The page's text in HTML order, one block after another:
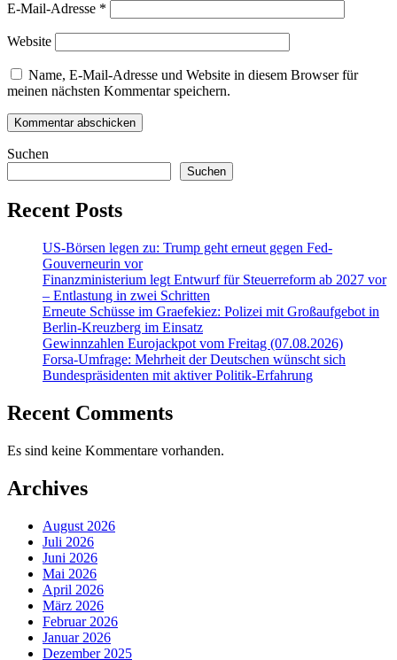
E-Mail-Adresse *
Website
Name, E-Mail-Adresse und Website in diesem Browser für
meinen nächsten Kommentar speichern.
Suchen
Suchen
Recent Posts
US-Börsen legen zu: Trump geht erneut gegen Fed-
Gouverneurin vor
Finanzministerium legt Entwurf für Steuerreform ab 2027 vor
– Entlastung in zwei Schritten
Erneute Schüsse im Graefekiez: Polizei mit Großaufgebot in
Berlin-Kreuzberg im Einsatz
Gewinnzahlen Eurojackpot vom Freitag (07.08.2026)
Forsa-Umfrage: Mehrheit der Deutschen wünscht sich
Bundespräsidenten mit aktiver Politik-Erfahrung
Recent Comments
Es sind keine Kommentare vorhanden.
Archives
August 2026
Juli 2026
Juni 2026
Mai 2026
April 2026
März 2026
Februar 2026
Januar 2026
Dezember 2025